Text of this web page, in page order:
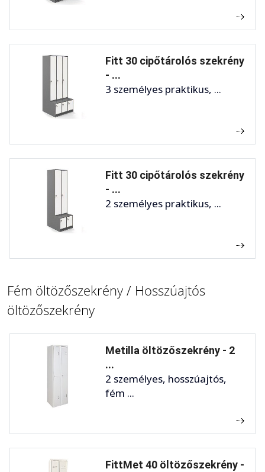
Fitt 30 cipőtárolós szekrény
- ...
3 személyes praktikus, ...
Fitt 30 cipőtárolós szekrény
- ...
2 személyes praktikus, ...
Fém öltözőszekrény / Hosszúajtós
öltözőszekrény
Metilla öltözőszekrény - 2
...
2 személyes, hosszúajtós,
fém ...
FittMet 40 öltözőszekrény -